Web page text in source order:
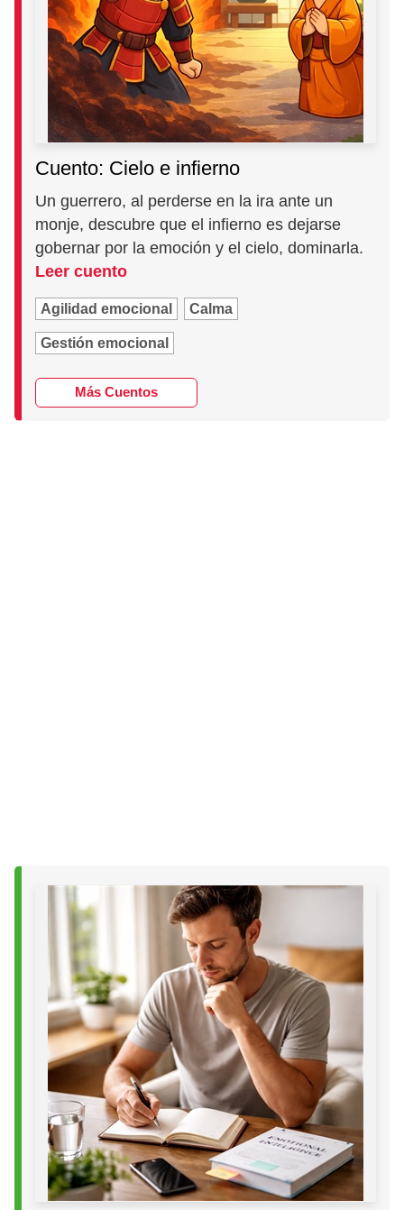
Cuento: Cielo e infierno
Un guerrero, al perderse en la ira ante un
monje, descubre que el infierno es dejarse
gobernar por la emoción y el cielo, dominarla.
Leer cuento
Agilidad emocional Calma
Gestión emocional
Más Cuentos